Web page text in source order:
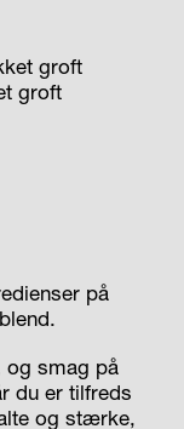
groft
groft
på
og smag på
du er tilfreds
og stærke,